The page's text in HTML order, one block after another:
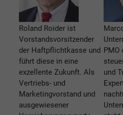
Roland Roider ist
Vorstandsvorsitzender
der Haftpflichtkasse und
führt diese in eine
exzellente Zukunft. Als
Vertriebs- und
Marketingvorstand und
ausgewiesener
PMO
und